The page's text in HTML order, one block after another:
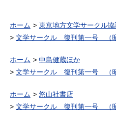
ホーム
東京地方文学サークル協
文学サークル 復刊第一号 （昭
ホーム
中島健蔵ほか
文学サークル 復刊第一号 （昭
ホーム
悠山社書店
文学サークル 復刊第一号 （昭